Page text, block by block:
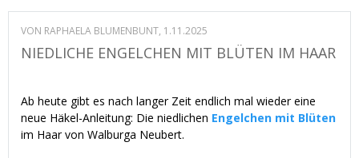
VON RAPHAELA BLUMENBUNT, 1.11.2025
NIEDLICHE ENGELCHEN MIT BLÜTEN IM HAAR
Ab heute gibt es nach langer Zeit endlich mal wieder eine
neue Häkel-Anleitung: Die niedlichen Engelchen mit Blüten
im Haar von Walburga Neubert.